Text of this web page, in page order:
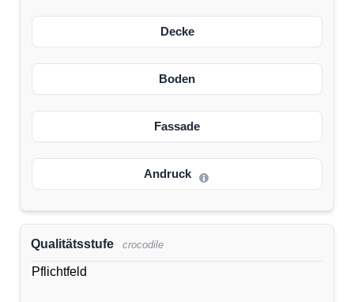
Decke
Boden
Fassade
Andruck
Qualitätsstufe crocodile
Pflichtfeld